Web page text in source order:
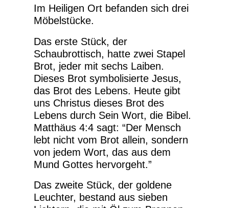
Im Heiligen Ort befanden sich drei
Möbelstücke.
Das erste Stück, der
Schaubrottisch, hatte zwei Stapel
Brot, jeder mit sechs Laiben.
Dieses Brot symbolisierte Jesus,
das Brot des Lebens. Heute gibt
uns Christus dieses Brot des
Lebens durch Sein Wort, die Bibel.
Matthäus 4:4 sagt: “Der Mensch
lebt nicht vom Brot allein, sondern
von jedem Wort, das aus dem
Mund Gottes hervorgeht.”
Das zweite Stück, der goldene
Leuchter, bestand aus sieben